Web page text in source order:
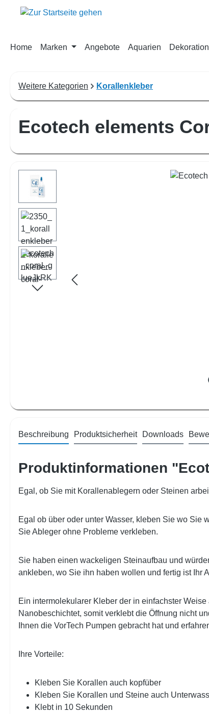
Hauptinhalt springen
Zur Suche springen
Zur Hauptnavigation springen
Home Marken Angebote Aquarien Dekoration
Weitere Kategorien Korallenkleber
Ecotech elements
Bildergalerie überspringen
Beschreibung Produktsicherheit Downloads
Produktinformationen
Egal, ob Sie mit Korallenablegern oder Steinen
Egal ob über oder unter Wasser, kleben Sie wo Sie
Sie Ableger ohne Probleme verkleben.
Sie haben einen wackeligen Steinaufbau und
ankleben, wo Sie ihn haben wollen und fertig ist Ihr
Ein intermolekularer Kleber der in einfachster
Nanobeschichtet, somit verklebt die Öffnung nicht
Ihnen die VorTech Pumpen gebracht hat und
Ihre Vorteile:
Kleben Sie Korallen auch kopfüber
Kleben Sie Korallen und Steine auch
Klebt in 10 Sekunden